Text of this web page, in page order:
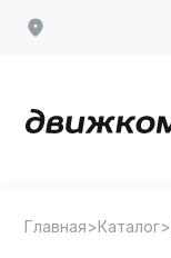
Главная Каталог